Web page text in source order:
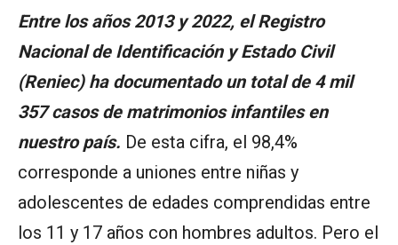
Entre los años 2013 y 2022, el Registro
Nacional de Identificación y Estado Civil
(Reniec) ha documentado un total de 4 mil
357 casos de matrimonios infantiles en
nuestro país. De esta cifra, el 98,4%
corresponde a uniones entre niñas y
adolescentes de edades comprendidas entre
los 11 y 17 años con hombres adultos. Pero el